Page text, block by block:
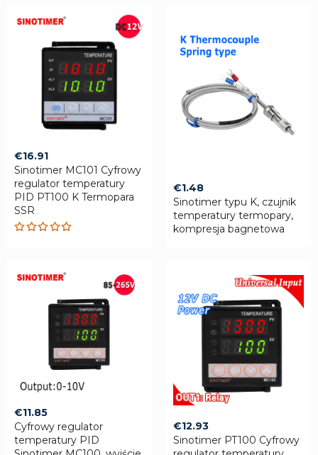
€16.91
Sinotimer MC101 Cyfrowy
regulator temperatury
PID PT100 K Termopara
SSR
€1.48
Sinotimer typu K, czujnik
temperatury termopary,
kompresja bagnetowa
€11.85
Cyfrowy regulator
temperatury PID
€12.93
Sinotimer PT100 Cyfrowy